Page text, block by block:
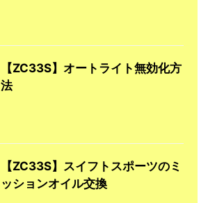
【ZC33S】オートライト無効化方
法
【ZC33S】スイフトスポーツのミ
ッションオイル交換